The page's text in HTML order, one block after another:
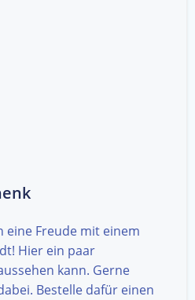
eine Freude mit einem
Hier ein paar
kann. Gerne
Bestelle dafür einen